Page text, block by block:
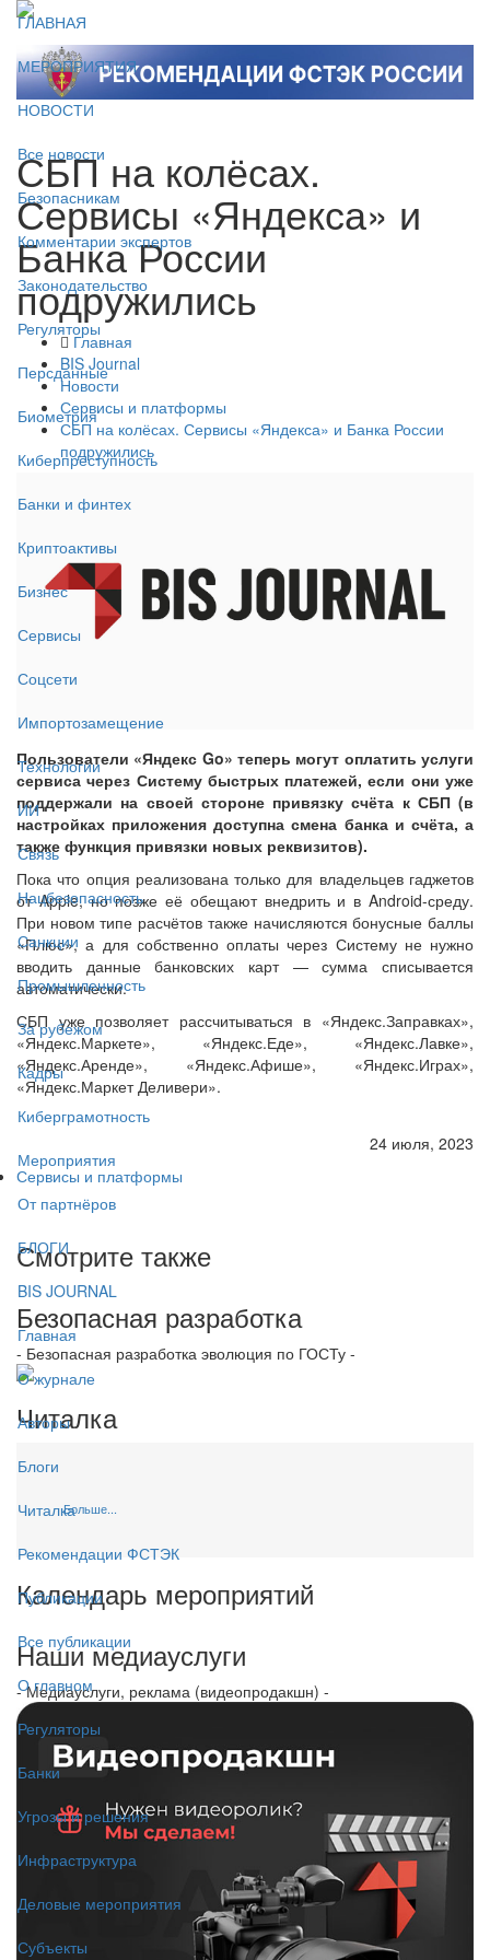
ГЛАВНАЯ
МЕРОПРИЯТИЯ
НОВОСТИ
Все новости
Безопасникам
Комментарии экспертов
Законодательство
Регуляторы
Персданные
Биометрия
Киберпреступность
Банки и финтех
Криптоактивы
Бизнес
Сервисы
Соцсети
Импортозамещение
Технологии
ИИ
Связь
Нацбезопасность
Санкции
Промышленность
За рубежом
Кадры
Киберграмотность
Мероприятия
От партнёров
БЛОГИ
BIS JOURNAL
Главная
О журнале
Авторы
Блоги
Читалка
Рекомендации ФСТЭК
Публикации
Все публикации
О главном
Регуляторы
Банки
Угрозы и решения
Инфраструктура
Деловые мероприятия
Субъекты
СБП на колёсах.
Сервисы «Яндекса» и
Банка России
подружились
Главная
BIS Journal
Новости
Сервисы и платформы
СБП на колёсах. Сервисы «Яндекса» и Банка России
подружились
Пользователи «Яндекс Go» теперь могут оплатить услуги
сервиса через Систему быстрых платежей, если они уже
поддержали на своей стороне привязку счёта к СБП (в
настройках приложения доступна смена банка и счёта, а
также функция привязки новых реквизитов).
Пока что опция реализована только для владельцев гаджетов
от Apple, но позже её обещают внедрить и в Android-среду.
При новом типе расчётов также начисляются бонусные баллы
«Плюс», а для собственно оплаты через Систему не нужно
вводить данные банковских карт — сумма списывается
автоматически.
СБП уже позволяет рассчитываться в «Яндекс.Заправках»,
«Яндекс.Маркете», «Яндекс.Еде», «Яндекс.Лавке»,
«Яндекс.Аренде», «Яндекс.Афише», «Яндекс.Играх»,
«Яндекс.Маркет Деливери».
24 июля, 2023
Сервисы и платформы
Смотрите также
Безопасная разработка
- Безопасная разработка эволюция по ГОСТу -
Читалка
Больше...
Календарь мероприятий
Наши медиауслуги
- Медиауслуги, реклама (видеопродакшн) -